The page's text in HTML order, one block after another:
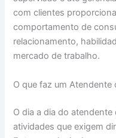
com clientes
comportamento de
relacionamento,
mercado de trabalho.
O que faz um Atendente
O dia a dia do
atividades que exigem